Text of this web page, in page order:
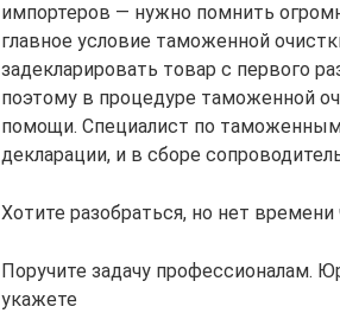
импортеров — нужно помнить
главное условие таможенной
задекларировать товар с первого
поэтому в процедуре таможенной
помощи. Специалист по
декларации, и в сборе
Хотите разобраться, но нет
Поручите задачу профессионалам.
укажете